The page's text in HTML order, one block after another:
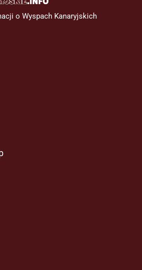
o Wyspach Kanaryjskich